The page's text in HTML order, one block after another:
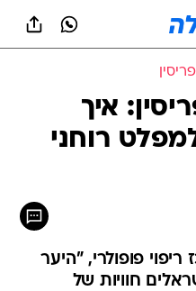
איך
רוחני
פופולרי, "היער
חוויות של